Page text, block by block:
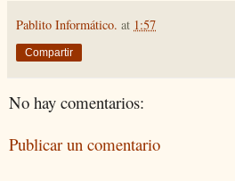
Pablito Informático. at 1:57
Compartir
No hay comentarios:
Publicar un comentario